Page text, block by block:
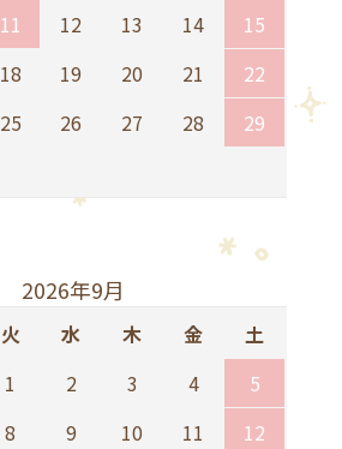
11 12 13 14
15
18 19 20 21
22
25 26 27 28
29
2026年9月
火 水 木 金
土
1
2 3 4
5
8 9 10 11
12